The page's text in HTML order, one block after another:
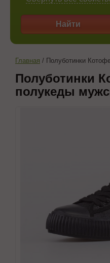
Найти
Главная / Полуботинки
Полуботинки
полукеды